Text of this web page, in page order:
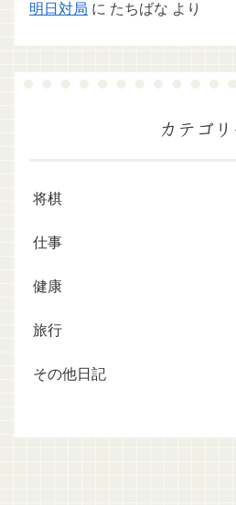
明日対局 に たちばな より
カテゴ
将棋
仕事
健康
旅行
その他日記